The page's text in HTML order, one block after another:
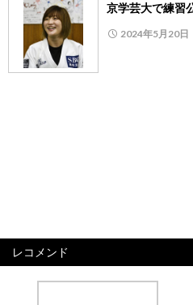
京学芸大で練習
2024年5月20日
レコメンド